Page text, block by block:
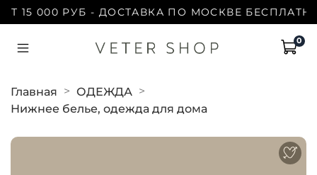
15 000 РУБ - ДОСТАВКА ПО МОСКВЕ БЕСПЛАТНО
0
Главная
ОДЕЖДА
Нижнее белье, одежда для дома